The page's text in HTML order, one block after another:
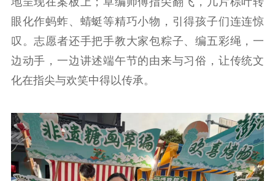
眼化作蚂蚱、蜻蜓等精巧小物，引得孩子们连连惊
叹。志愿者还手把手教大家包粽子、编五彩绳，一
边动手，一边讲述端午节的由来与习俗，让传统文
化在指尖与欢笑中得以传承。